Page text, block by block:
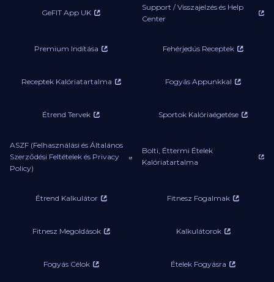
GeFIT App UK
Support / Visszajelzés és Help
Center
Premium Indítása Fehérjedús Receptek
Receptek Kalóriatartalma Fogyás Appunkkal
Étrend Tervek Sportok Kalóriaégetése
ASZF (Felhasználási és Általános
Szerződési Feltételek és Privacy
Policy)
Bolti, Éttermi Ételek
Kalóriatartalma
Étrend Kalkulátor Fitnesz Fogalmak
Fitnesz Megoldások Kalkulátorok
Fogyás Célok Ételek Fogyásra